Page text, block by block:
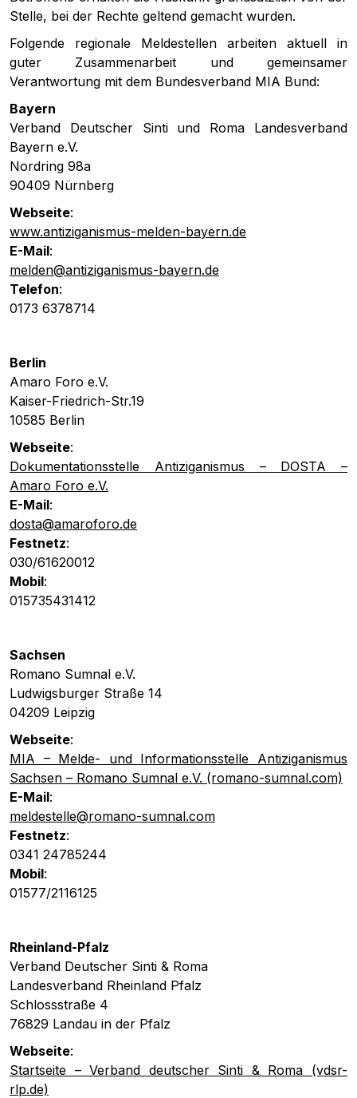
Stelle, bei der Rechte geltend gemacht wurden.
Folgende regionale Meldestellen arbeiten aktuell in
guter Zusammenarbeit und gemeinsamer
Verantwortung mit dem Bundesverband MIA Bund:
Bayern
Verband Deutscher Sinti und Roma Landesverband
Bayern e.V.
Nordring 98a
90409 Nürnberg
Webseite:
www.antiziganismus-melden-bayern.de
E-Mail:
melden@antiziganismus-bayern.de
Telefon:
0173 6378714
Berlin
Amaro Foro e.V.
Kaiser-Friedrich-Str.19
10585 Berlin
Webseite:
Dokumentationsstelle Antiziganismus – DOSTA –
Amaro Foro e.V.
E-Mail:
dosta@amaroforo.de
Festnetz:
030/61620012
Mobil:
015735431412
Sachsen
Romano Sumnal e.V.
Ludwigsburger Straße 14
04209 Leipzig
Webseite:
MIA – Melde- und Informationsstelle Antiziganismus
Sachsen – Romano Sumnal e.V. (romano-sumnal.com)
E-Mail:
meldestelle@romano-sumnal.com
Festnetz:
0341 24785244
Mobil:
01577/2116125
Rheinland-Pfalz
Verband Deutscher Sinti & Roma
Landesverband Rheinland Pfalz
Schlossstraße 4
76829 Landau in der Pfalz
Webseite:
Startseite – Verband deutscher Sinti & Roma (vdsr-
rlp.de)